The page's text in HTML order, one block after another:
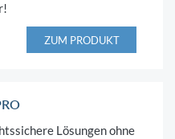
ZUM PRODUKT
Lösungen ohne